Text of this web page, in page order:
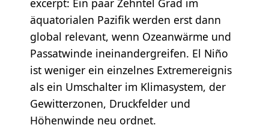
excerpt: Ein paar Zehntel Grad im
äquatorialen Pazifik werden erst dann
global relevant, wenn Ozeanwärme und
Passatwinde ineinandergreifen. El Niño
ist weniger ein einzelnes Extremereignis
als ein Umschalter im Klimasystem, der
Gewitterzonen, Druckfelder und
Höhenwinde neu ordnet.